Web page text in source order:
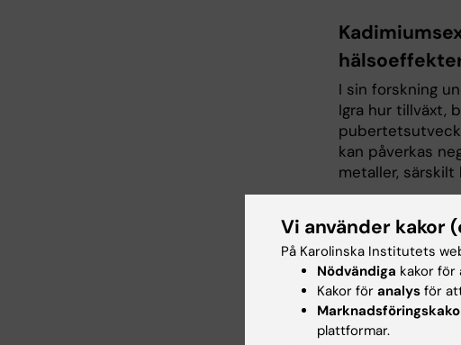
I sin forskning
Igra hur tillväxt,
kan påverkas
metaller, särskilt
används i bland
potatis och
förorenat
befolkningar,
basföda", säger
Vi använder kakor
På Karolinska Institutets
Nödvändiga kakor för
Kakor för analys för
plattformar.